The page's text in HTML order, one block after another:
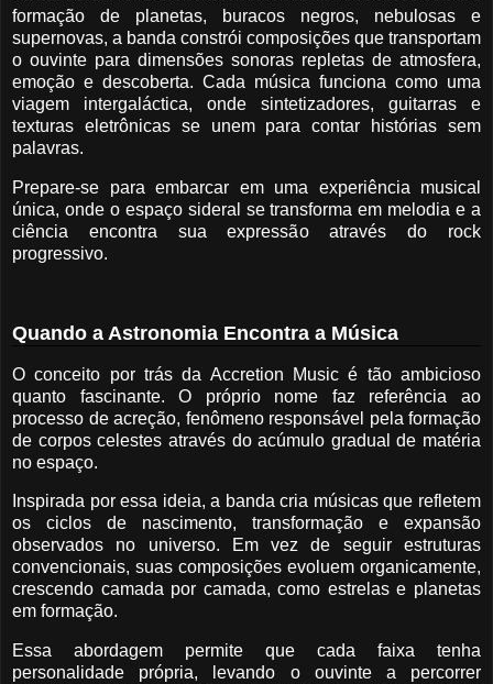
formação de planetas, buracos negros, nebulosas e
supernovas, a banda constrói composições que transportam
o ouvinte para dimensões sonoras repletas de atmosfera,
emoção e descoberta. Cada música funciona como uma
viagem intergaláctica, onde sintetizadores, guitarras e
texturas eletrônicas se unem para contar histórias sem
palavras.
Prepare-se para embarcar em uma experiência musical
única, onde o espaço sideral se transforma em melodia e a
ciência encontra sua expressão através do rock
progressivo.
Quando a Astronomia Encontra a Música
O conceito por trás da Accretion Music é tão ambicioso
quanto fascinante. O próprio nome faz referência ao
processo de acreção, fenômeno responsável pela formação
de corpos celestes através do acúmulo gradual de matéria
no espaço.
Inspirada por essa ideia, a banda cria músicas que refletem
os ciclos de nascimento, transformação e expansão
observados no universo. Em vez de seguir estruturas
convencionais, suas composições evoluem organicamente,
crescendo camada por camada, como estrelas e planetas
em formação.
Essa abordagem permite que cada faixa tenha
personalidade própria, levando o ouvinte a percorrer